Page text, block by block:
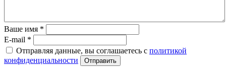
Ваше имя *
E-mail *
Отправляя данные, вы соглашаетесь с политикой
конфиденциальности
Отправить